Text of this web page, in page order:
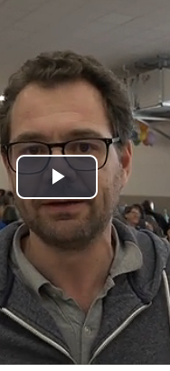
Play
Video